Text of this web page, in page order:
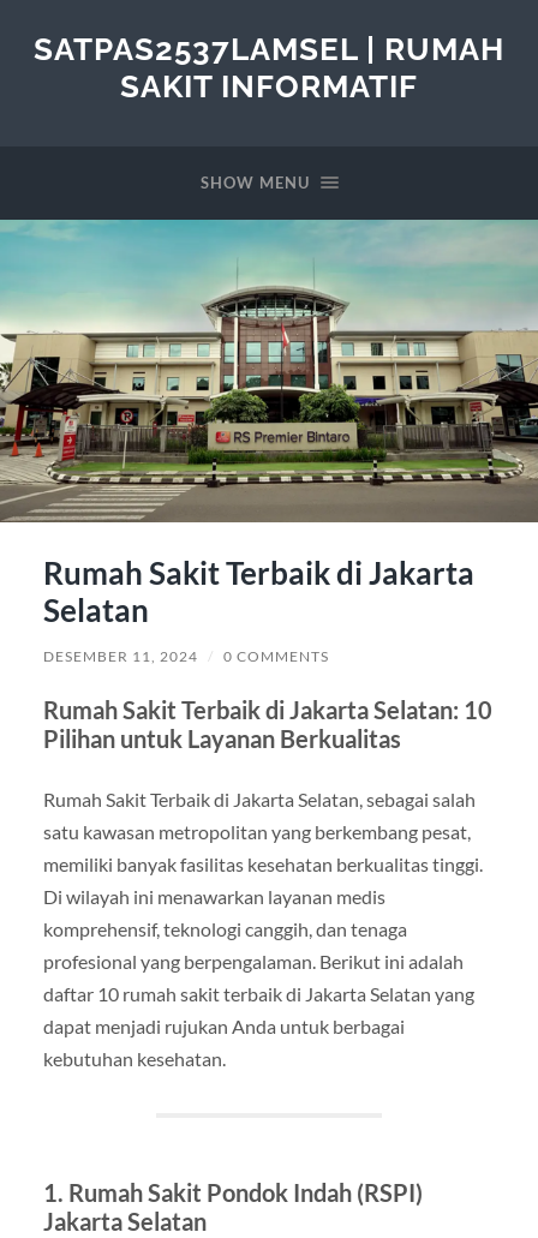
SATPAS2537LAMSEL | RUMAH
SAKIT INFORMATIF
SHOW MENU
Rumah Sakit Terbaik di Jakarta
Selatan
DESEMBER 11, 2024 / 0 COMMENTS
Rumah Sakit Terbaik di Jakarta Selatan: 10
Pilihan untuk Layanan Berkualitas
Rumah Sakit Terbaik di Jakarta Selatan, sebagai salah
satu kawasan metropolitan yang berkembang pesat,
memiliki banyak fasilitas kesehatan berkualitas tinggi.
Di wilayah ini menawarkan layanan medis
komprehensif, teknologi canggih, dan tenaga
profesional yang berpengalaman. Berikut ini adalah
daftar 10 rumah sakit terbaik di Jakarta Selatan yang
dapat menjadi rujukan Anda untuk berbagai
kebutuhan kesehatan.
1. Rumah Sakit Pondok Indah (RSPI)
Jakarta Selatan